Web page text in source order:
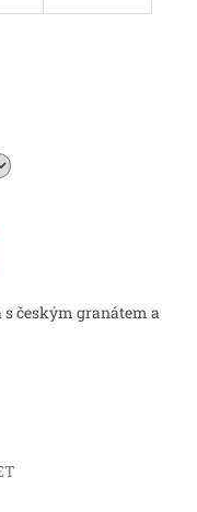
českým granátem a